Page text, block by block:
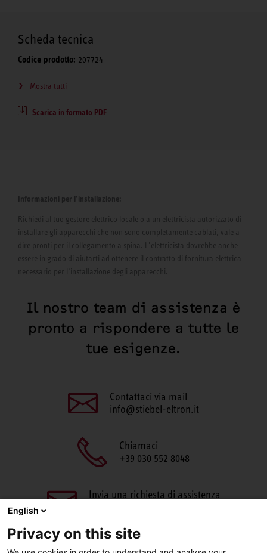
Scheda tecnica
Codice prodotto: 207724
Mostra tutti
Scarica in formato PDF
Informazioni per l’installazione:
Richiedi al tuo gestore elettrico locale o a un elettricista autorizzato di
installare gli apparecchi che non sono completamente cablati, vale a
dire pronti per il collegamento a spina. L’elettricista dovrebbe anche
essere in grado di aiutarti ad ottenere il contratto di fornitura elettrica
necessario per l’installazione degli apparecchi.
Il nostro team di assistenza è
pronto a rispondere a tutte le
tue esigenze.
Contattaci via mail
info@stiebel-eltron.it
Chiamaci
+39 030 552 8048
Invia una richiesta di assistenza
English
Privacy on this site